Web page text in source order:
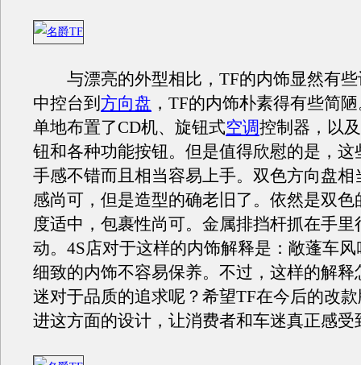
与漂亮的外型相比，TF的内饰显然有些
中控台到 方向盘 ，TF的内饰朴素得有些简
单地布置了CD机、旋钮式空调控制器，以
钮和各种功能按钮。但是值得欣慰的是，这
手感不错而且相当容易上手。双色方向盘相
感尚可，但是造型的确老旧了。依然是双色
度适中，包裹性尚可。金属排挡杆抓在手里
动。4S店对于这样的内饰解释是：敞蓬车
细致的内饰不容易保养。不过，这样的解释
迷对于品质的追求呢？希望TF在今后的改
进这方面的设计，让消费者和车迷真正感受